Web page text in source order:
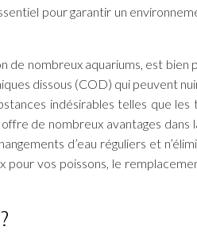
pour garantir un
nombreux aquariums, est bien
dissous (COD) qui peuvent
indésirables telles que les
de nombreux avantages dans
d’eau réguliers et
vos poissons, le